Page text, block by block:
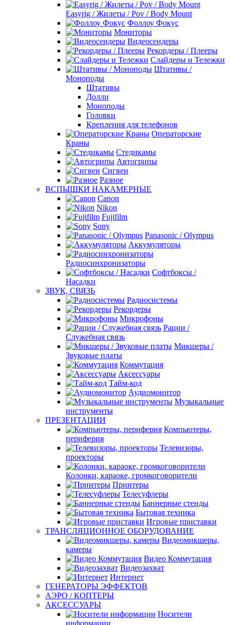
Easyrig / Жилеты / Pov / Body Mount
Фоллоу Фокус
Мониторы
Видеосендеры
Рекордеры / Плееры
Слайдеры и Тележки
Штативы /
Моноподы
Штативы
Долли
Моноподы
Головки
Крепления для телефонов
Операторские
Краны
Стедикамы
Автогрипы
Сигвеи
Разное
ВСПЫШКИ НАКАМЕРНЫЕ
Canon
Nikon
Fujifilm
Sony
Panasonic / Olympus
Аккумуляторы
Радиосинхронизаторы
Софтбоксы /
Насадки
ЗВУК, СВЯЗЬ
Радиосистемы
Рекордеры
Микрофоны
Рации /
Служебная связь
Микшеры /
Звуковые платы
Коммутация
Аксессуары
Тайм-код
Аудиомонитор
Музыкальные
инструменты
ПРЕЗЕНТАЦИИ
Компьютеры,
периферия
Телевизоры,
проекторы
Колонки, караоке, громкоговорители
Принтеры
Телесуфлеры
Баннерные стенды
Бытовая техника
Игровые приставки
ТРАНСЛЯЦИОННОЕ ОБОРУДОВАНИЕ
Видеомикшеры,
камеры
Видео Коммутация
Видеозахват
Интернет
ГЕНЕРАТОРЫ ЭФФЕКТОВ
АЭРО / КОПТЕРЫ
АКСЕССУАРЫ
Носители
информации